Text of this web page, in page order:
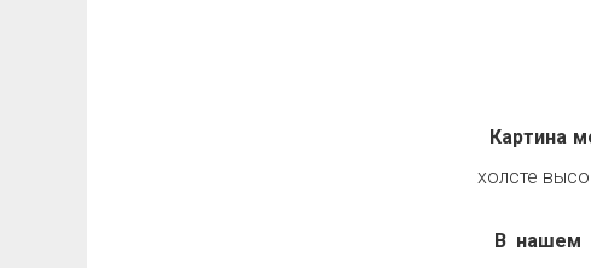
Картина
холсте
В нашем